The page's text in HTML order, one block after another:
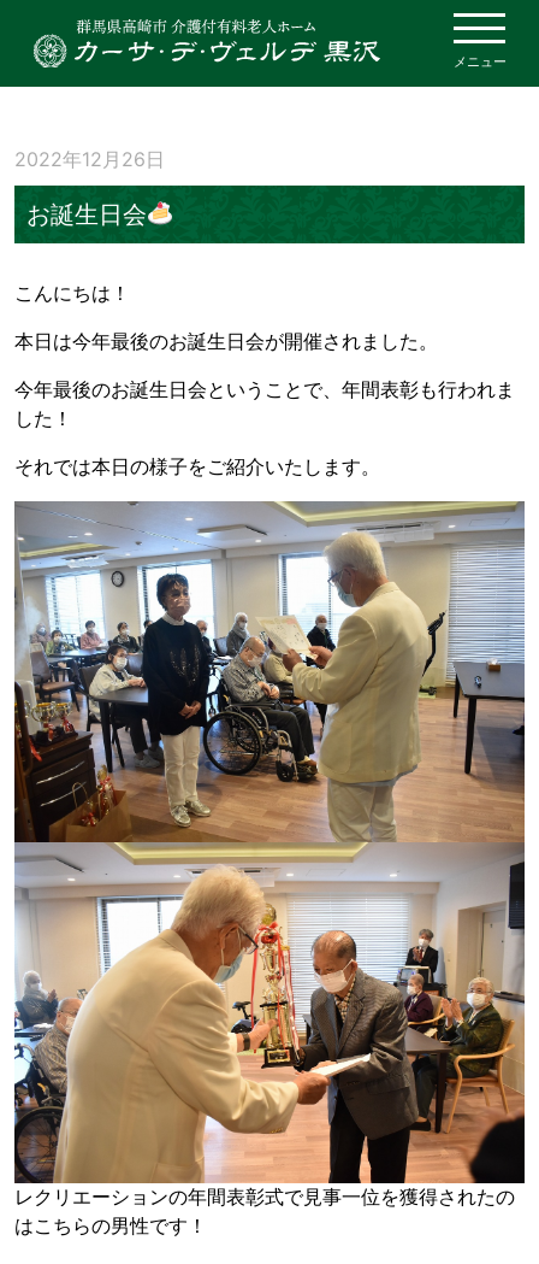
メニュー
2022年12月26日
お誕生日会
こんにちは！
本日は今年最後のお誕生日会が開催されました。
今年最後のお誕生日会ということで、年間表彰も行われま
した！
それでは本日の様子をご紹介いたします。
レクリエーションの年間表彰式で見事一位を獲得されたの
はこちらの男性です！